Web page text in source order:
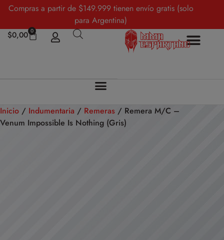
Compras a partir de $149.999 tienen envío gratis (solo
para Argentina)
$0,00 0
Inicio / Indumentaria / Remeras / Remera M/C –
Venum Impossible Is Nothing (Gris)